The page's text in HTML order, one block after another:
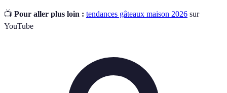
📺 Pour aller plus loin : tendances gâteaux maison 2026 sur
YouTube